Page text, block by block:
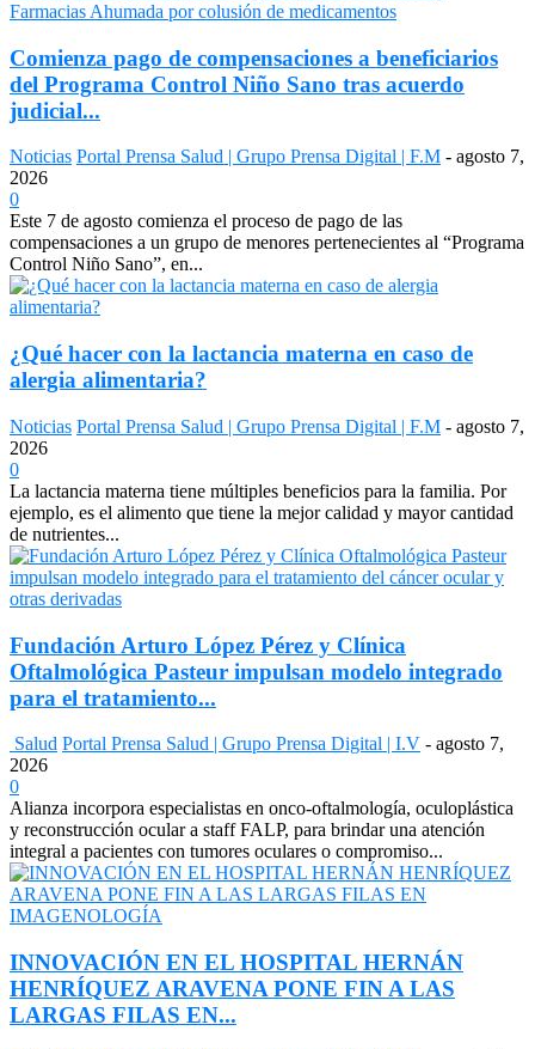
Comienza pago de compensaciones a beneficiarios
del Programa Control Niño Sano tras acuerdo
judicial...
Noticias Portal Prensa Salud | Grupo Prensa Digital | F.M - agosto 7,
2026
0
Este 7 de agosto comienza el proceso de pago de las
compensaciones a un grupo de menores pertenecientes al “Programa
Control Niño Sano”, en...
¿Qué hacer con la lactancia materna en caso de
alergia alimentaria?
Noticias Portal Prensa Salud | Grupo Prensa Digital | F.M - agosto 7,
2026
0
La lactancia materna tiene múltiples beneficios para la familia. Por
ejemplo, es el alimento que tiene la mejor calidad y mayor cantidad
de nutrientes...
Fundación Arturo López Pérez y Clínica
Oftalmológica Pasteur impulsan modelo integrado
para el tratamiento...
Salud Portal Prensa Salud | Grupo Prensa Digital | I.V - agosto 7,
2026
0
Alianza incorpora especialistas en onco-oftalmología, oculoplástica
y reconstrucción ocular a staff FALP, para brindar una atención
integral a pacientes con tumores oculares o compromiso...
INNOVACIÓN EN EL HOSPITAL HERNÁN
HENRÍQUEZ ARAVENA PONE FIN A LAS
LARGAS FILAS EN...